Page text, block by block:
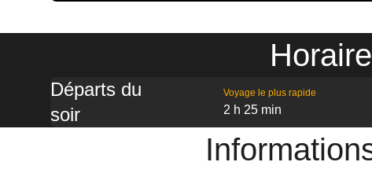
Départs du
soir
Voyage le plus rapide
2 h 25 min